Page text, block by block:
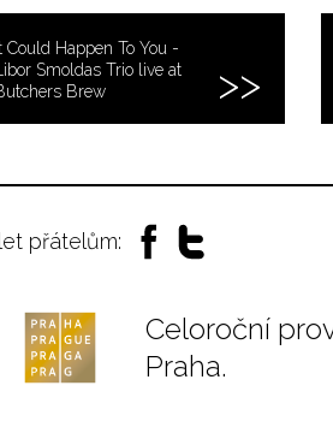
Could Happen To You -
Libor Smoldas Trio live at
Brew
přátelům:
Celoroční
Praha.